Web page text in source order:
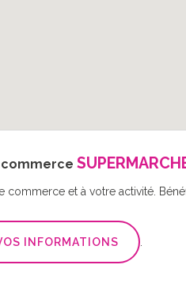
commerce et à votre activité.
INFORMATIONS